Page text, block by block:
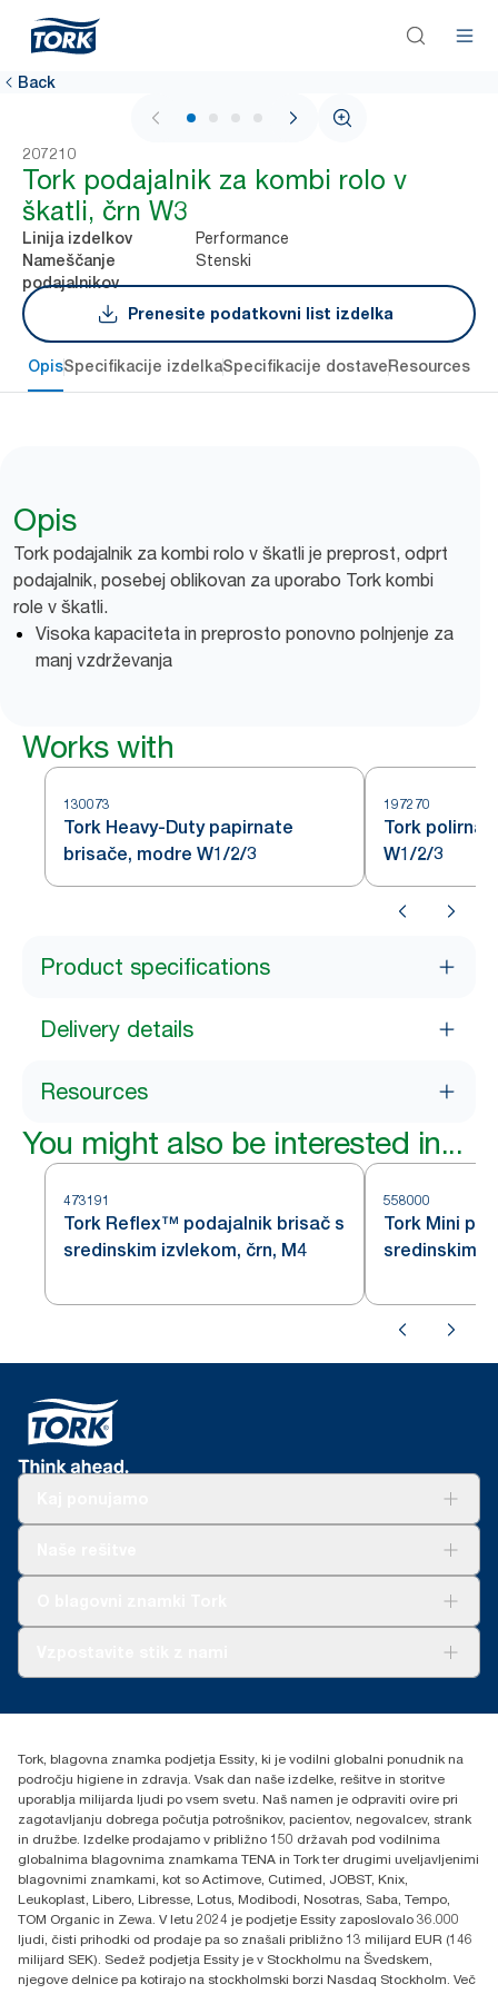
Back
1 / 4
207210
Tork podajalnik za kombi rolo v
škatli, črn W3
Linija izdelkov Performance
Nameščanje
podajalnikov
Stenski
Prenesite podatkovni list izdelka
OpisSpecifikacije izdelkaSpecifikacije dostaveResources
Opis
Tork podajalnik za kombi rolo v škatli je preprost, odprt
podajalnik, posebej oblikovan za uporabo Tork kombi
role v škatli.
Visoka kapaciteta in preprosto ponovno polnjenje za
manj vzdrževanja
Works with
130073
Tork Heavy-Duty papirnate
brisače, modre W1/2/3
197270
Tork polirna
W1/2/3
Product specifications
Delivery details
Resources
You might also be interested in...
473191
Tork Reflex™ podajalnik brisač s
sredinskim izvlekom, črn, M4
558000
Tork Mini
sredinskim
Essity Hungary Kft. Professional Hygiene
Budakeszi út 51.
Tork, blagovna znamka podjetja Essity, ki je vodilni globalni ponudnik na
področju higiene in zdravja. Vsak dan naše izdelke, rešitve in storitve
uporablja milijarda ljudi po vsem svetu. Naš namen je odpraviti ovire pri
zagotavljanju dobrega počutja potrošnikov, pacientov, negovalcev, strank
in družbe. Izdelke prodajamo v približno 150 državah pod vodilnima
globalnima blagovnima znamkama TENA in Tork ter drugimi uveljavljenimi
blagovnimi znamkami, kot so Actimove, Cutimed, JOBST, Knix,
Leukoplast, Libero, Libresse, Lotus, Modibodi, Nosotras, Saba, Tempo,
TOM Organic in Zewa. V letu 2024 je podjetje Essity zaposlovalo 36.000
ljudi, čisti prihodki od prodaje pa so znašali približno 13 milijard EUR (146
milijard SEK). Sedež podjetja Essity je v Stockholmu na Švedskem,
njegove delnice pa kotirajo na stockholmski borzi Nasdaq Stockholm. Več